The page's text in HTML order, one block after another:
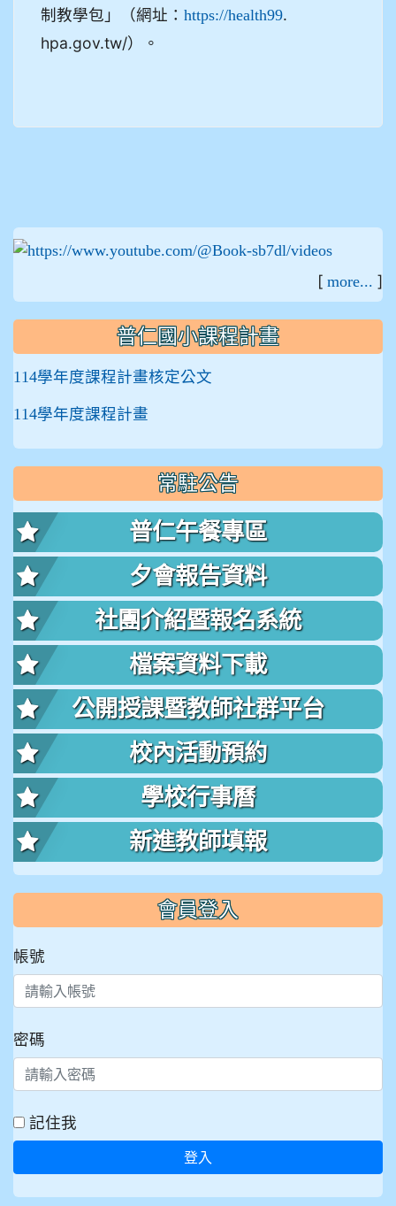
制教學包」（網址： https://health99.
hpa.gov.tw/）。
[ more... ]
普仁國小課程計畫
114學年度課程計畫核定公文
114學年度課程計畫
常駐公告
普仁午餐專區
夕會報告資料
社團介紹暨報名系統
檔案資料下載
公開授課暨教師社群平台
校內活動預約
學校行事曆
新進教師填報
會員登入
帳號
密碼
記住我
登入